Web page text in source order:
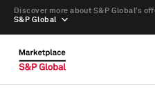
S&P Global
Discover more about S&P Global’s